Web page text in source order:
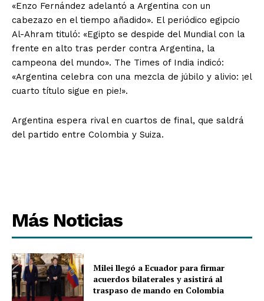
«Enzo Fernández adelantó a Argentina con un
cabezazo en el tiempo añadido». El periódico egipcio
Al-Ahram tituló: «Egipto se despide del Mundial con la
frente en alto tras perder contra Argentina, la
campeona del mundo». The Times of India indicó:
«Argentina celebra con una mezcla de júbilo y alivio: ¡el
cuarto título sigue en pie!».
Argentina espera rival en cuartos de final, que saldrá
del partido entre Colombia y Suiza.
Más Noticias
Milei llegó a Ecuador para firmar
acuerdos bilaterales y asistirá al
traspaso de mando en Colombia